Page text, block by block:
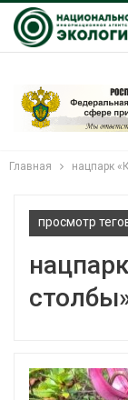
Главная нацпарк
просмотр